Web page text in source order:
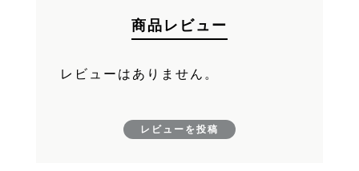
商品レビュー
レビューはありません。
レビューを投稿